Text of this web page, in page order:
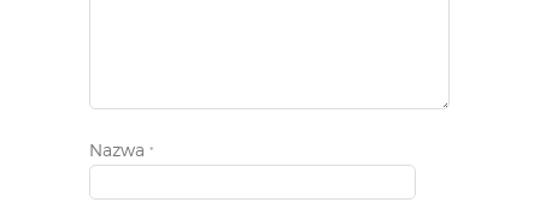
Nazwa *